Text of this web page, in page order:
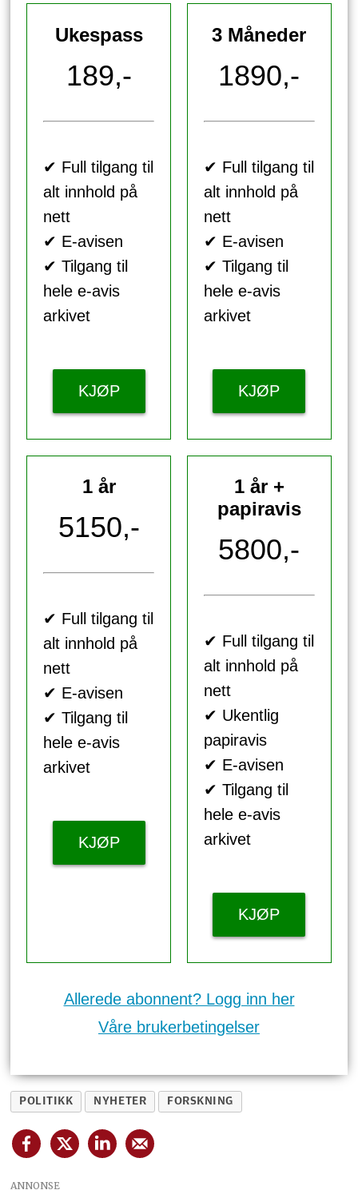
Ukespass
189,-
✔ Full tilgang til
alt innhold på
nett
✔ E-avisen
✔ Tilgang til
hele e-avis
arkivet
KJØP
3 Måneder
1890,-
✔ Full tilgang til
alt innhold på
nett
✔ E-avisen
✔ Tilgang til
hele e-avis
arkivet
KJØP
1 år
5150,-
✔ Full tilgang til
alt innhold på
nett
✔ E-avisen
✔ Tilgang til
hele e-avis
arkivet
KJØP
1 år +
papiravis
5800,-
✔ Full tilgang til
alt innhold på
nett
✔ Ukentlig
papiravis
✔ E-avisen
✔ Tilgang til
hele e-avis
arkivet
KJØP
Allerede abonnent? Logg inn her
Våre brukerbetingelser
POLITIKK NYHETER FORSKNING
ANNONSE